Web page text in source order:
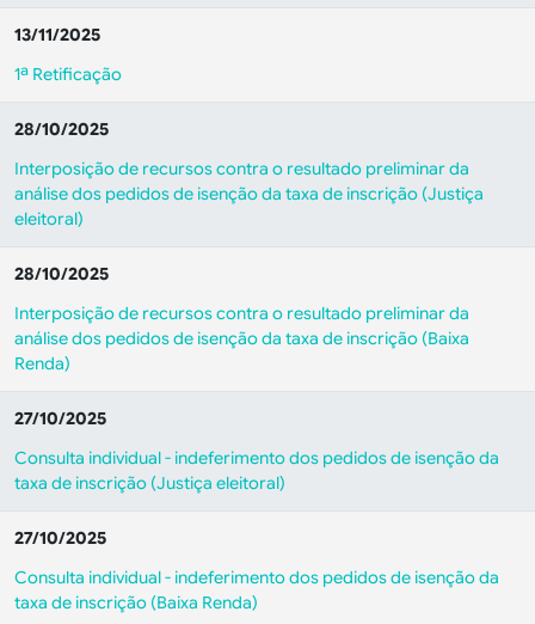
13/11/2025
1ª Retificação
28/10/2025
Interposição de recursos contra o resultado preliminar da
análise dos pedidos de isenção da taxa de inscrição (Justiça
eleitoral)
28/10/2025
Interposição de recursos contra o resultado preliminar da
análise dos pedidos de isenção da taxa de inscrição (Baixa
Renda)
27/10/2025
Consulta individual - indeferimento dos pedidos de isenção da
taxa de inscrição (Justiça eleitoral)
27/10/2025
Consulta individual - indeferimento dos pedidos de isenção da
taxa de inscrição (Baixa Renda)